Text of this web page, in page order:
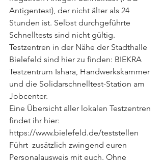
Antigentest), der nicht älter als 24
Stunden ist. Selbst durchgeführte
Schnelltests sind nicht gültig.
Testzentren in der Nähe der Stadthalle
Bielefeld sind hier zu finden: BIEKRA
Testzentrum Ishara, Handwerkskammer
und die Solidarschnelltest-Station am
Jobcenter.
Eine Übersicht aller lokalen Testzentren
findet ihr hier:
https://www.bielefeld.de/teststellen
Führt  zusätzlich zwingend euren
Personalausweis mit euch. Ohne